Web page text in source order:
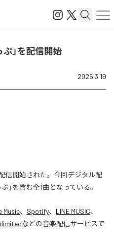
」を配信開始
2026.3.19
信開始された。今回デジタル配
」を含む全1曲となっている。
Music、 Spotify、 LINE MUSIC、
などの音楽配信サービスで